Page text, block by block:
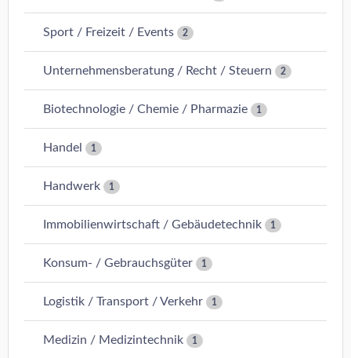
Sport / Freizeit / Events 2
Unternehmensberatung / Recht / Steuern 2
Biotechnologie / Chemie / Pharmazie 1
Handel 1
Handwerk 1
Immobilienwirtschaft / Gebäudetechnik 1
Konsum- / Gebrauchsgüter 1
Logistik / Transport / Verkehr 1
Medizin / Medizintechnik 1